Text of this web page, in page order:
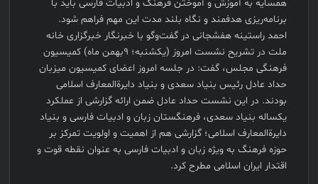
همسایه به آموزش و آموختن فرهنگ و ادبیات فارسی باید با
برنامه‌ریزی هدفمند و نگاه بلند مدت این مهم فراهم شود.
احمد راستینه هفشجانی در گفت‌وگو با خبرنگار خبرگزاری خانه
ملت در تشریح نشست امروز (یکشنبه؛ ۹بهمن ماه) کمیسیون
فرهنگی مجلس، گفت: در جلسه امروز اعضای کمیسیون میزبان
حداد عادل رئیس بنیاد سعدی و بنیاد دایرةالمعارف اسلامی
بودند. در این نشست حداد عادل ضمن ارائه گزارشی از عملکرد
یکساله بنیاد سعدی، فرهنگستان زبان و ادبیات فارسی و بنیاد
دایرةالمعارف اسلامی؛ گزارشی هم از اهمیت و اولویت تمرکز بر
حوزه فرهنگ به ویژه زبان و ادبیات فارسی به عنوان نقطه قوت و
اقتدار ایران اسلامی مطرح کرد.